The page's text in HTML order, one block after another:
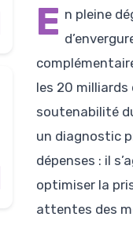
E n pleine
les 20 milliards
soutenabilité
un diagnostic
dépenses : il
optimiser la
attentes des